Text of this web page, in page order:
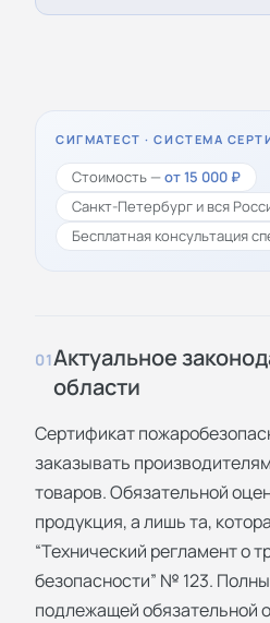
СИГМАТЕСТ · СИСТЕМА
Стоимость —от 15 000 ₽
Санкт-Петербург и вся
Бесплатная консультация
01Актуальное
области
Сертификат
заказывать
товаров. Обязательной
продукция, а лишь та,
“Технический регламент о
безопасности” № 123.
подлежащей обязательной